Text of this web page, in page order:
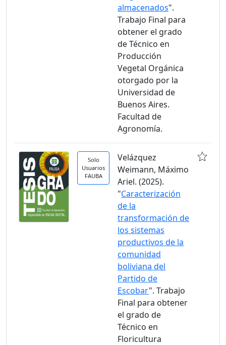
almacenados".
Trabajo Final para
obtener el grado
de Técnico en
Producción
Vegetal Orgánica
otorgado por la
Universidad de
Buenos Aires.
Facultad de
Agronomía.
Solo
Usuarios
FAUBA
Velázquez
Weimann, Máximo
Ariel. (2025).
"Caracterización
de la
transformación de
los sistemas
productivos de la
comunidad
boliviana del
Partido de
Escobar". Trabajo
Final para obtener
el grado de
Técnico en
Floricultura